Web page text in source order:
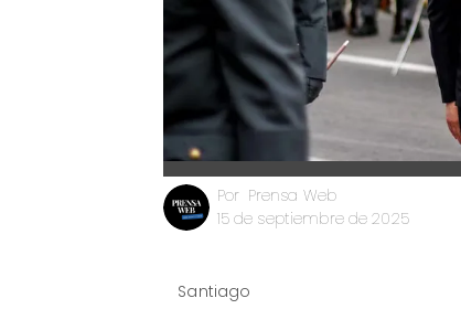
Prensa Web
Por
15 de septiembre de 2025
Santiago